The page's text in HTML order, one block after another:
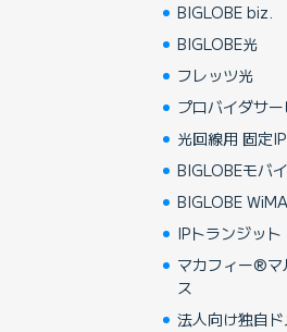
BIGLOBE biz.
BIGLOBE光
フレッツ光
プロバイダサ
光回線用 固定
BIGLOBEモバ
BIGLOBE
IPトランジット
マカフィー®マ
ス
法人向け独自